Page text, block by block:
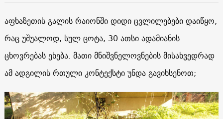
აფხაზეთის გალის რაიონში დიდი ცვლილებები დაიწყო,
რაც უშუალოდ, სულ ცოტა, 30 ათსი ადამიანის
ცხოვრებას ეხება. მათი მნიშვნელოვნების მისახვედრად
ამ ადგილის რთული კონტექსტი უნდა გავიხსენოთ;